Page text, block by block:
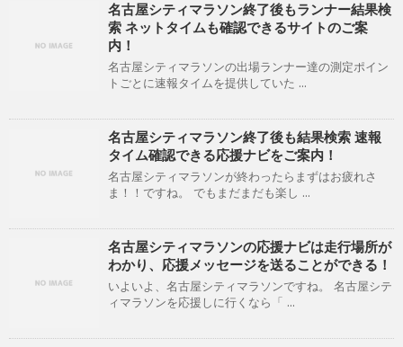
名古屋シティマラソン終了後もランナー結果検
索 ネットタイムも確認できるサイトのご案
内！
名古屋シティマラソンの出場ランナー達の測定ポイン
トごとに速報タイムを提供していた ...
名古屋シティマラソン終了後も結果検索 速報
タイム確認できる応援ナビをご案内！
名古屋シティマラソンが終わったらまずはお疲れさ
ま！！ですね。 でもまだまだも楽し ...
名古屋シティマラソンの応援ナビは走行場所が
わかり、応援メッセージを送ることができる！
いよいよ、名古屋シティマラソンですね。 名古屋シテ
ィマラソンを応援しに行くなら「 ...